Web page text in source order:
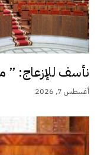
نأسف للإزعاج: ”
أغسطس 7, 2026